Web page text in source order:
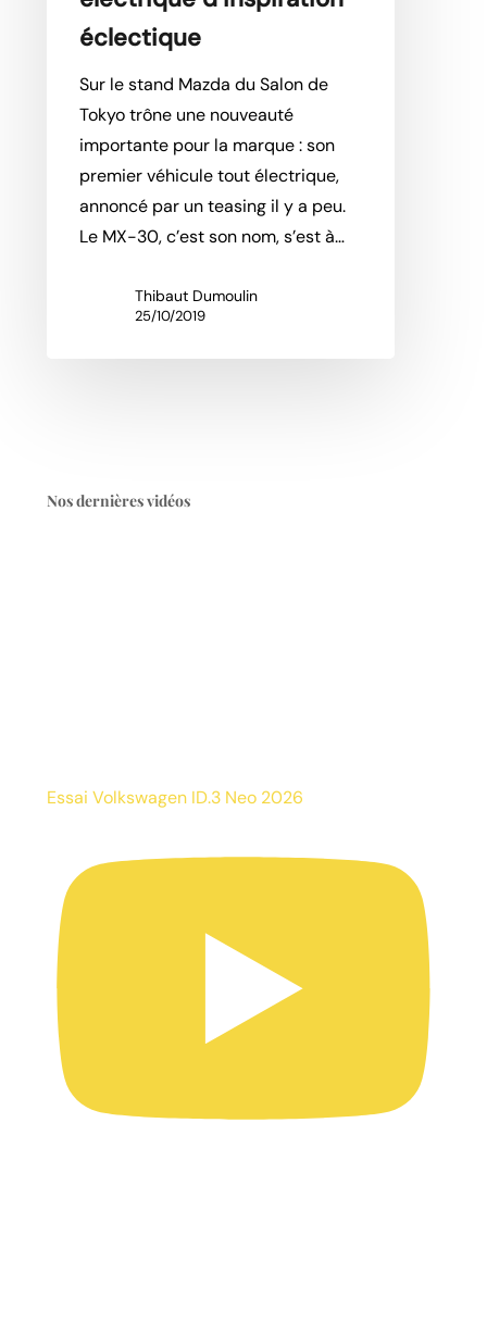
éclectique
Sur le stand Mazda du Salon de
Tokyo trône une nouveauté
importante pour la marque : son
premier véhicule tout électrique,
annoncé par un teasing il y a peu.
Le MX-30, c’est son nom, s’est à…
Thibaut Dumoulin
25/10/2019
Nos dernières vidéos
Essai Volkswagen ID.3 Neo 2026